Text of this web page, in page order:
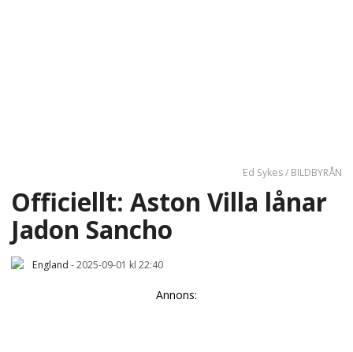
Ed Sykes / BILDBYRÅN
Officiellt: Aston Villa lånar
Jadon Sancho
England -2025-09-01 kl 22:40
Annons: